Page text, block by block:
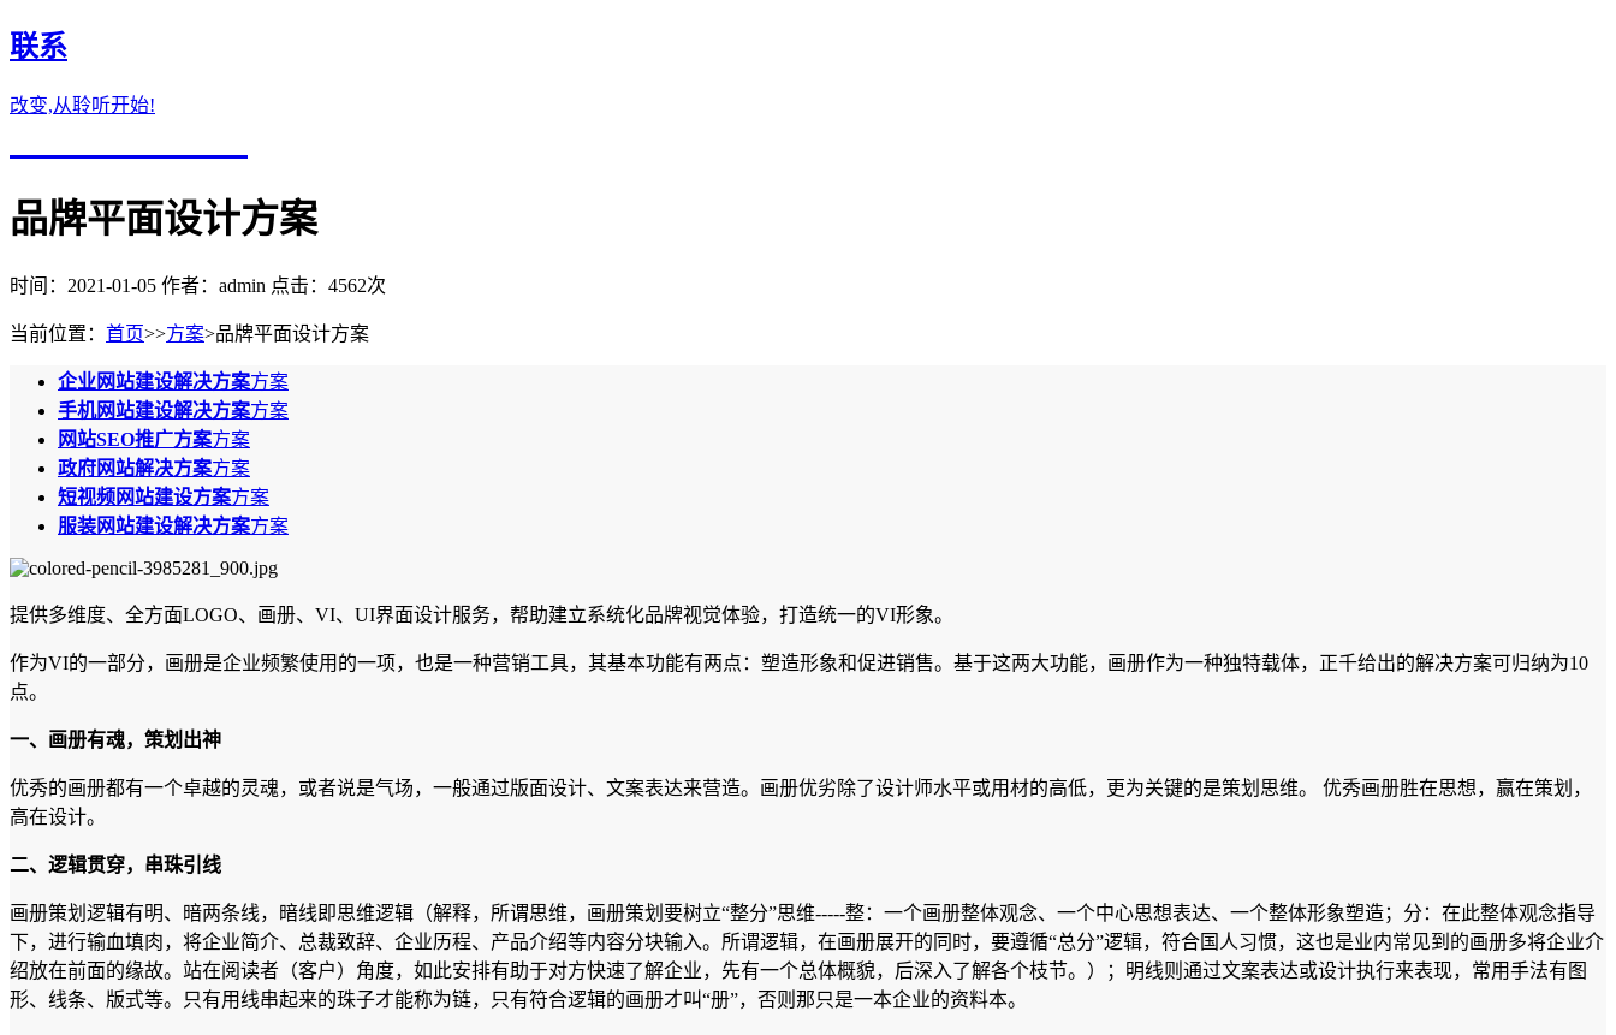
联系
改变,从聆听开始!
品牌平面设计方案
时间：2021-01-05 作者：admin 点击：4562次
当前位置： 首页>>方案>品牌平面设计方案
企业网站建设解决方案方案
手机网站建设解决方案方案
网站SEO推广方案方案
政府网站解决方案方案
短视频网站建设方案方案
服装网站建设解决方案方案
提供多维度、全方面LOGO、画册、VI、UI界面设计服务，帮助建立系统化品牌视觉体验，打造统一的VI形象。
作为VI的一部分，画册是企业频繁使用的一项，也是一种营销工具，其基本功能有两点：塑造形象和促进销售。基于这两大功能，画册作为一种独特载体，正千给出的解决方案可归纳为10
点。
一、画册有魂，策划出神
优秀的画册都有一个卓越的灵魂，或者说是气场，一般通过版面设计、文案表达来营造。画册优劣除了设计师水平或用材的高低，更为关键的是策划思维。 优秀画册胜在思想，赢在策划，
高在设计。
二、逻辑贯穿，串珠引线
画册策划逻辑有明、暗两条线，暗线即思维逻辑（解释，所谓思维，画册策划要树立“整分”思维-----整：一个画册整体观念、一个中心思想表达、一个整体形象塑造；分：在此整体观念指导
下，进行输血填肉，将企业简介、总裁致辞、企业历程、产品介绍等内容分块输入。所谓逻辑，在画册展开的同时，要遵循“总分”逻辑，符合国人习惯，这也是业内常见到的画册多将企业介
绍放在前面的缘故。站在阅读者（客户）角度，如此安排有助于对方快速了解企业，先有一个总体概貌，后深入了解各个枝节。）；明线则通过文案表达或设计执行来表现，常用手法有图
形、线条、版式等。只有用线串起来的珠子才能称为链，只有符合逻辑的画册才叫“册”，否则那只是一本企业的资料本。